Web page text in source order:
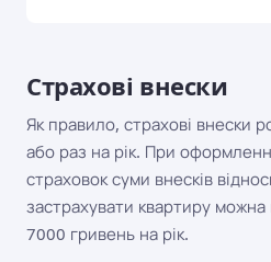
Страхові внески
Як правило, страхові внески
або раз на рік. При
страховок суми внесків
застрахувати квартиру
7000 гривень на рік.